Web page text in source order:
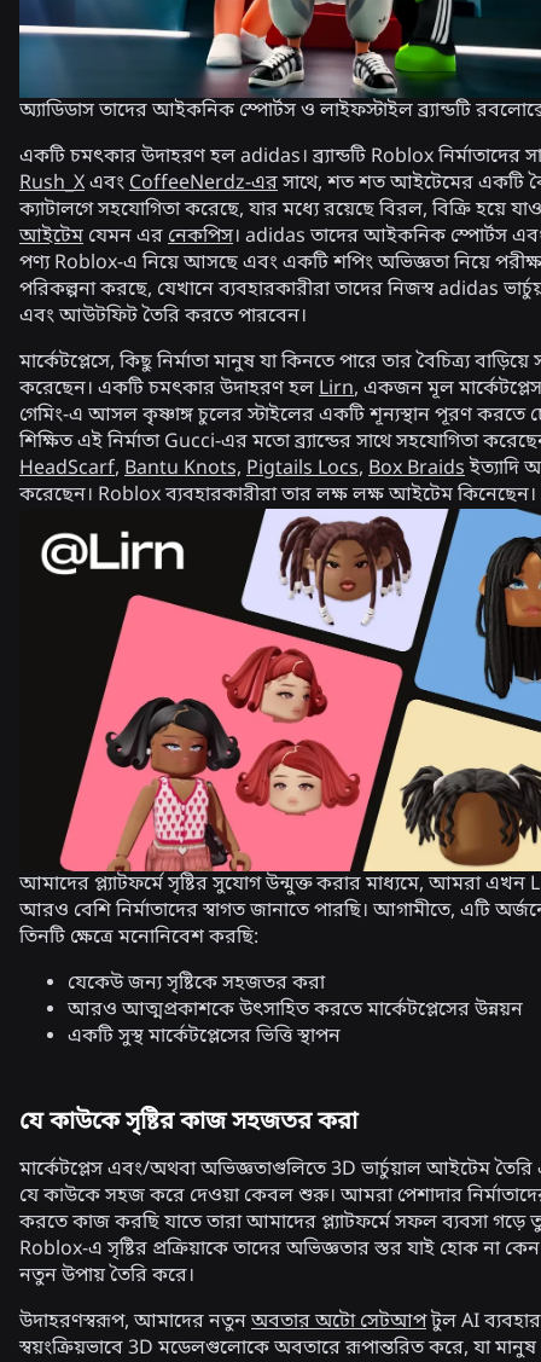
অ্যাডিডাস তাদের আইকনিক স্পোর্টস ও লাইফস্টাইল ব্র্যান্ডটি
একটি চমৎকার উদাহরণ হল adidas। ব্র্যান্ডটি Roblox নির্মাতাদের
Rush_XএবংCoffeeNerdz-এরসাথে, শত শত আইটেমের একটি
ক্যাটালগে সহযোগিতা করেছে, যার মধ্যে রয়েছে বিরল, বিক্রি হয়ে
আইটেম যেমন এরনেকপিস। adidas তাদের আইকনিক স্পোর্টস
পণ্য Roblox-এ নিয়ে আসছে এবং একটি শপিং অভিজ্ঞতা নিয়ে
পরিকল্পনা করছে, যেখানে ব্যবহারকারীরা তাদের নিজস্ব adidas
এবং আউটফিট তৈরি করতে পারবেন।
মার্কেটপ্লেসে, কিছু নির্মাতা মানুষ যা কিনতে পারে তার বৈচিত্র্য
করেছেন। একটি চমৎকার উদাহরণ হলLirn, একজন মূল মার্কেটপ্লেস
গেমিং-এ আসল কৃষ্ণাঙ্গ চুলের স্টাইলের একটি শূন্যস্থান পূরণ করতে
শিক্ষিত এই নির্মাতা Gucci-এর মতো ব্র্যান্ডের সাথে সহযোগিতা
HeadScarf, Bantu Knots, Pigtails Locs, Box Braidsইত্যাদি
করেছেন। Roblox ব্যবহারকারীরা তার লক্ষ লক্ষ আইটেম কিনেছেন।
আমাদের প্ল্যাটফর্মে সৃষ্টির সুযোগ উন্মুক্ত করার মাধ্যমে, আমরা
আরও বেশি নির্মাতাদের স্বাগত জানাতে পারছি। আগামীতে, এটি
তিনটি ক্ষেত্রে মনোনিবেশ করছি:
যেকেউ জন্য সৃষ্টিকে সহজতর করা
আরও আত্মপ্রকাশকে উৎসাহিত করতে মার্কেটপ্লেসের উন্নয়ন
একটি সুস্থ মার্কেটপ্লেসের ভিত্তি স্থাপন
যে কাউকে সৃষ্টির কাজ সহজতর করা
মার্কেটপ্লেস এবং/অথবা অভিজ্ঞতাগুলিতে 3D ভার্চুয়াল আইটেম তৈরি
যে কাউকে সহজ করে দেওয়া কেবল শুরু। আমরা পেশাদার
করতে কাজ করছি যাতে তারা আমাদের প্ল্যাটফর্মে সফল ব্যবসা গড়ে
Roblox-এ সৃষ্টির প্রক্রিয়াকে তাদের অভিজ্ঞতার স্তর যাই হোক না
নতুন উপায় তৈরি করে।
উদাহরণস্বরূপ, আমাদের নতুনঅবতার অটো সেটআপটুল AI
স্বয়ংক্রিয়ভাবে 3D মডেলগুলোকে অবতারে রূপান্তরিত করে, যা